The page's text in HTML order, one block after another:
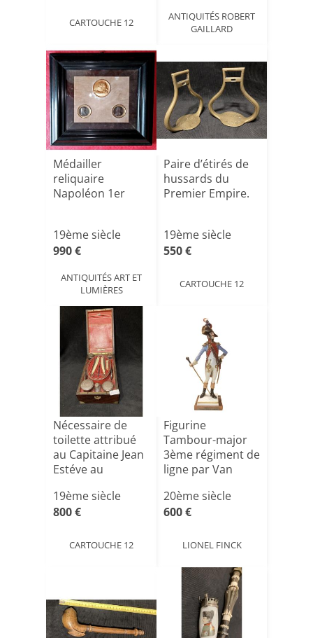
CARTOUCHE 12
ANTIQUITÉS ROBERT
GAILLARD
Médailler
reliquaire
Napoléon 1er
19ème siècle
990 €
ANTIQUITÉS ART ET
LUMIÈRES
Paire d’étirés de
hussards du
Premier Empire.
19ème siècle
550 €
CARTOUCHE 12
Nécessaire de
toilette attribué
au Capitaine Jean
Estéve au
19ème siècle
800 €
CARTOUCHE 12
Figurine
Tambour-major
3ème régiment de
ligne par Van
20ème siècle
600 €
LIONEL FINCK